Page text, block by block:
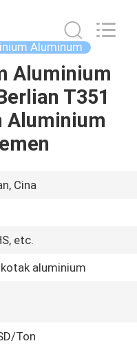
Aluminum
Aluminium
T351
Aluminium
Cina
etc.
aluminium
Ton